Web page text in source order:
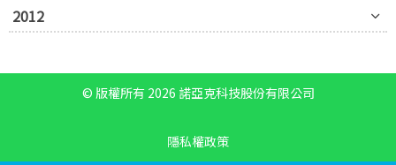
2012
© 版權所有 2026 諾亞克科技股份有限公司
隱私權政策